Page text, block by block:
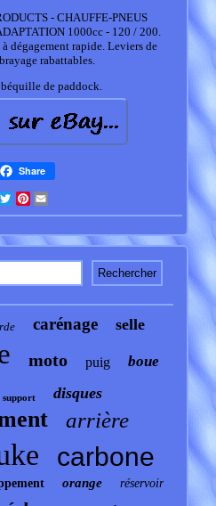
- CHAUFFE-PNEUS
1000cc - 120 / 200.
dégagement rapide. Leviers de
rabattables.
de paddock.
Share
Facebook
TwitterPinterest
carénage selle
moto puig boue
support disques
arrière
carbone
orange réservoir